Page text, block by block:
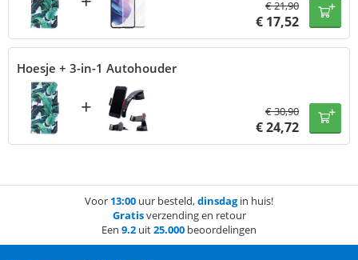
€21,90
€ 17,52
Hoesje + 3-in-1 Autohouder
+ €30,90
€24,72
Voor 13:00 uur besteld,dinsdagin huis!
Gratisverzending en retour
Een 9.2 uit25.000 beoordelingen